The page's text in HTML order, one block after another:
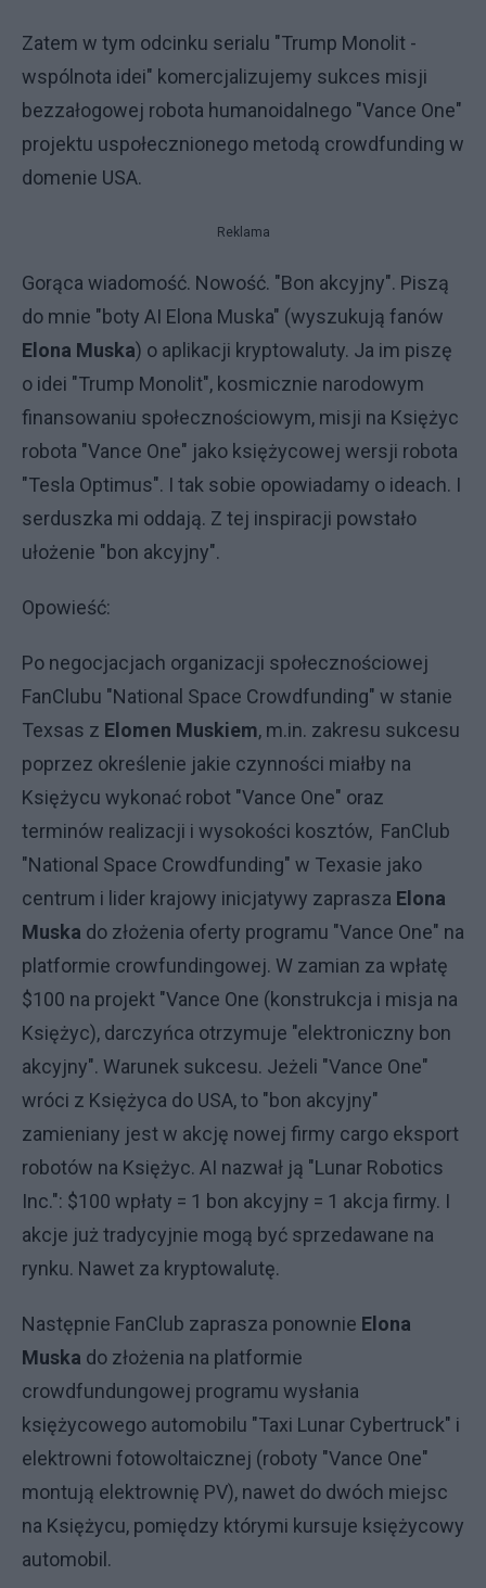
Zatem w tym odcinku serialu "Trump Monolit -
wspólnota idei" komercjalizujemy sukces misji
bezzałogowej robota humanoidalnego "Vance One"
projektu uspołecznionego metodą crowdfunding w
domenie USA.
Reklama
Gorąca wiadomość. Nowość. "Bon akcyjny". Piszą
do mnie "boty AI Elona Muska" (wyszukują fanów
Elona Muska) o aplikacji kryptowaluty. Ja im piszę
o idei "Trump Monolit", kosmicznie narodowym
finansowaniu społecznościowym, misji na Księżyc
robota "Vance One" jako księżycowej wersji robota
"Tesla Optimus". I tak sobie opowiadamy o ideach. I
serduszka mi oddają. Z tej inspiracji powstało
ułożenie "bon akcyjny".
Opowieść:
Po negocjacjach organizacji społecznościowej
FanClubu "National Space Crowdfunding" w stanie
Texsas z Elomen Muskiem, m.in. zakresu sukcesu
poprzez określenie jakie czynności miałby na
Księżycu wykonać robot "Vance One" oraz
terminów realizacji i wysokości kosztów, FanClub
"National Space Crowdfunding" w Texasie jako
centrum i lider krajowy inicjatywy zaprasza Elona
Muska do złożenia oferty programu "Vance One" na
platformie crowfundingowej. W zamian za wpłatę
$100 na projekt "Vance One (konstrukcja i misja na
Księżyc), darczyńca otrzymuje "elektroniczny bon
akcyjny". Warunek sukcesu. Jeżeli "Vance One"
wróci z Księżyca do USA, to "bon akcyjny"
zamieniany jest w akcję nowej firmy cargo eksport
robotów na Księżyc. AI nazwał ją "Lunar Robotics
Inc.": $100 wpłaty = 1 bon akcyjny = 1 akcja firmy. I
akcje już tradycyjnie mogą być sprzedawane na
rynku. Nawet za kryptowalutę.
Następnie FanClub zaprasza ponownie Elona
Muska do złożenia na platformie
crowdfundungowej programu wysłania
księżycowego automobilu "Taxi Lunar Cybertruck" i
elektrowni fotowoltaicznej (roboty "Vance One"
montują elektrownię PV), nawet do dwóch miejsc
na Księżycu, pomiędzy którymi kursuje księżycowy
automobil.